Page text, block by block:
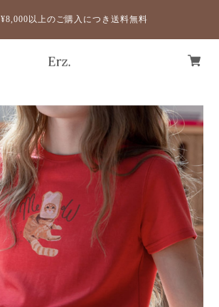
¥8,000以上のご購入につき送料無料